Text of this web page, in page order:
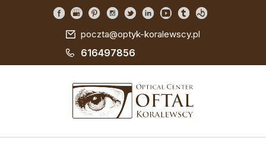
poczta@optyk-koralewscy.pl
616497856